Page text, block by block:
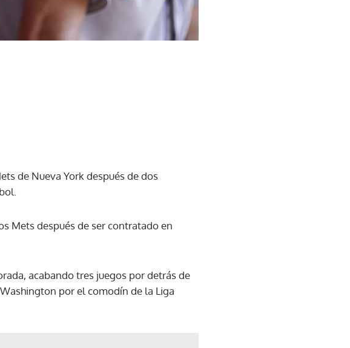
de Nueva York después de dos
Mets después de ser contratado en
acabando tres juegos por detrás de
por el comodín de la Liga